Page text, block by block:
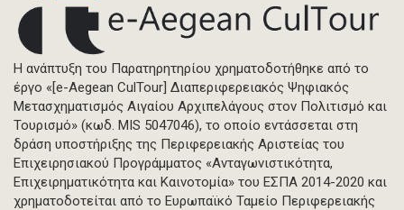
Η ανάπτυξη του Παρατηρητηρίου χρηματοδοτήθηκε από το
έργο «[e-Aegean CulTour] Διαπεριφερειακός Ψηφιακός
Μετασχηματισμός Αιγαίου Αρχιπελάγους στον Πολιτισμό και
Τουρισμό» (κωδ. MIS 5047046), το οποίο εντάσσεται στη
δράση υποστήριξης της Περιφερειακής Αριστείας του
Επιχειρησιακού Προγράμματος «Ανταγωνιστικότητα,
Επιχειρηματικότητα και Καινοτομία» του ΕΣΠΑ 2014-2020 και
χρηματοδοτείται από το Ευρωπαϊκό Ταμείο Περιφερειακής